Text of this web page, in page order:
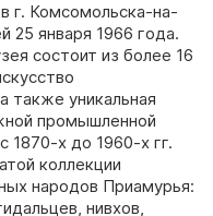
г. Комсомольска-на-
25 января 1966 года.
состоит из более 16
также уникальная
промышленной
1870-х до 1960-х гг.
коллекции
народов Приамурья:
нивхов,